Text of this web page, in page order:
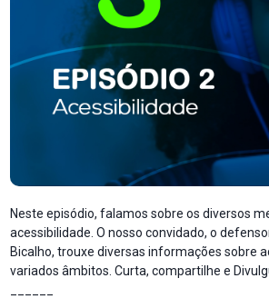
Neste episódio, falamos sobre os diversos
acessibilidade. O nosso convidado, o
Bicalho, trouxe diversas informações sobre
variados âmbitos. Curta, compartilhe e